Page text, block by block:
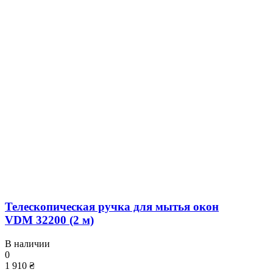
Телескопическая ручка для мытья окон
VDM 32200 (2 м)
В наличии
0
1 910 ₴